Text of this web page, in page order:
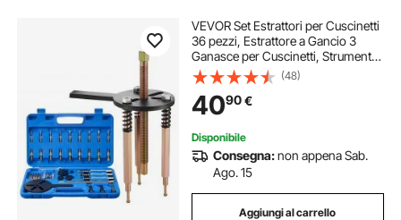
VEVOR Set Estrattori per Cuscinetti
36 pezzi, Estrattore a Gancio 3
Ganasce per Cuscinetti, Strumento
di Rimozione Multifunzionale con
Custodia Portatile, Utensili per
Estrazione per Autoveicoli
(48)
4090€
Disponibile
Consegna:non appena Sab.
Ago. 15
Aggiungi al carrello